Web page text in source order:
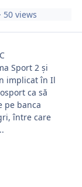
· 50 views
Sport 2 și
implicat în Il
ca să
pe banca
între care